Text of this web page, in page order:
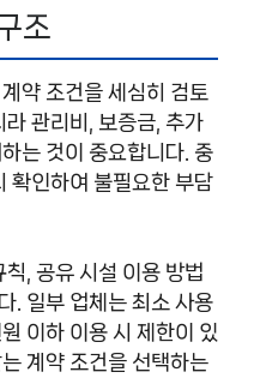
조
약 조건을 세심히 검토
관리비, 보증금, 추가
는 것이 중요합니다. 중
확인하여 불필요한 부담
, 공유 시설 이용 방법
. 일부 업체는 최소 사용
이하 이용 시 제한이 있
계약 조건을 선택하는